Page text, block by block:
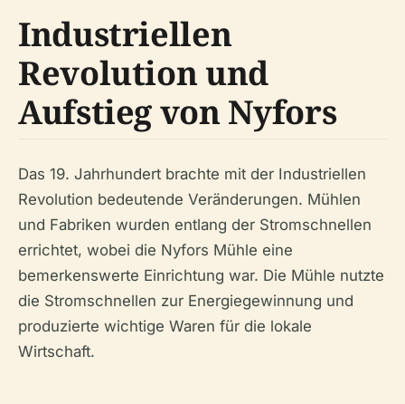
Industriellen
Revolution und
Aufstieg von Nyfors
Das 19. Jahrhundert brachte mit der Industriellen
Revolution bedeutende Veränderungen. Mühlen
und Fabriken wurden entlang der Stromschnellen
errichtet, wobei die Nyfors Mühle eine
bemerkenswerte Einrichtung war. Die Mühle nutzte
die Stromschnellen zur Energiegewinnung und
produzierte wichtige Waren für die lokale
Wirtschaft.